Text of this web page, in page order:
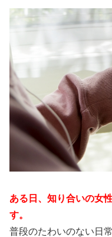
ある日、知り合いの女
す。
普段のたわいのない日